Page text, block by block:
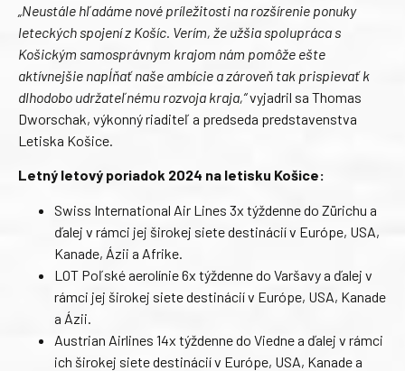
„Neustále hľadáme nové príležitosti na rozšírenie ponuky
leteckých spojení z Košíc. Verím, že užšia spolupráca s
Košickým samosprávnym krajom nám pomôže ešte
aktívnejšie napĺňať naše ambície a zároveň tak prispievať k
dlhodobo udržateľnému rozvoja kraja,“vyjadril sa Thomas
Dworschak, výkonný riaditeľ a predseda predstavenstva
Letiska Košice.
Letný letový poriadok 2024 na letisku Košice:
Swiss International Air Lines 3x týždenne do Zürichu a
ďalej v rámci jej širokej siete destinácií v Európe, USA,
Kanade, Ázii a Afrike.
LOT Poľské aerolínie 6x týždenne do Varšavy a ďalej v
rámci jej širokej siete destinácií v Európe, USA, Kanade
a Ázii.
Austrian Airlines 14x týždenne do Viedne a ďalej v rámci
ich širokej siete destinácií v Európe, USA, Kanade a